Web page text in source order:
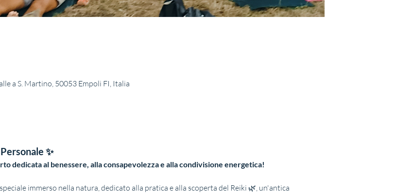
a S. Martino, 50053 Empoli FI, Italia
✨
dedicata al benessere, alla consapevolezza e alla condivisione energetica!
immerso nella natura, dedicato alla pratica e alla scoperta del Reiki 🌿, un'antica